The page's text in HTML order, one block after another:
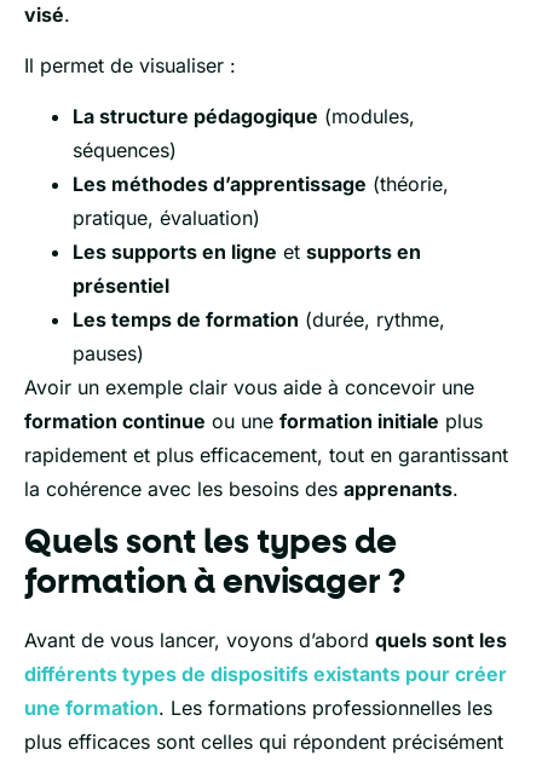
visé.
Il permet de visualiser :
La structure pédagogique (modules,
séquences)
Les méthodes d’apprentissage (théorie,
pratique, évaluation)
Les supports en ligne et supports en
présentiel
Les temps de formation (durée, rythme,
pauses)
Avoir un exemple clair vous aide à concevoir une
formation continue ou une formation initiale plus
rapidement et plus efficacement, tout en garantissant
la cohérence avec les besoins des apprenants.
Quels sont les types de
formation à envisager ?
Avant de vous lancer, voyons d’abord quels sont les
différents types de dispositifs existants pour créer
une formation. Les formations professionnelles les
plus efficaces sont celles qui répondent précisément